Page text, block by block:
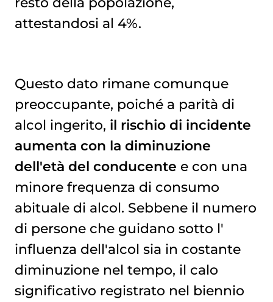
attestandosi al 4%.
Questo dato rimane comunque
preoccupante, poiché a parità di
alcol ingerito, il rischio di incidente
aumenta con la diminuzione
dell'età del conducente e con una
minore frequenza di consumo
abituale di alcol. Sebbene il numero
di persone che guidano sotto l'
influenza dell'alcol sia in costante
diminuzione nel tempo, il calo
significativo registrato nel biennio